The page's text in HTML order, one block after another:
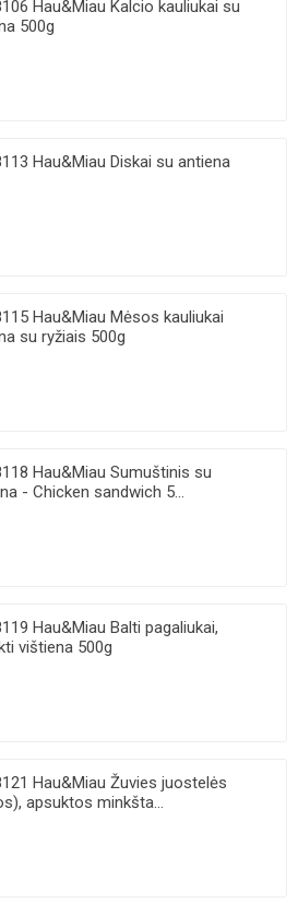
Hau&Miau Kalcio kauliukai su
500g
Hau&Miau Diskai su antiena
Hau&Miau Mėsos kauliukai
su ryžiais 500g
Hau&Miau Sumuštinis su
- Chicken sandwich 5...
Hau&Miau Balti pagaliukai,
vištiena 500g
Hau&Miau Žuvies juostelės
apsuktos minkšta...